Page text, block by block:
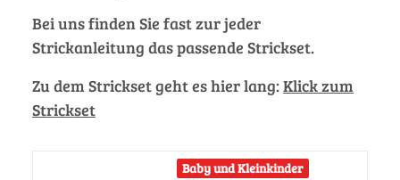
Bei uns finden Sie fast zur jeder
Strickanleitung das passende Strickset.
Zu dem Strickset geht es hier lang:Klick zum
Strickset
Baby und Kleinkinder